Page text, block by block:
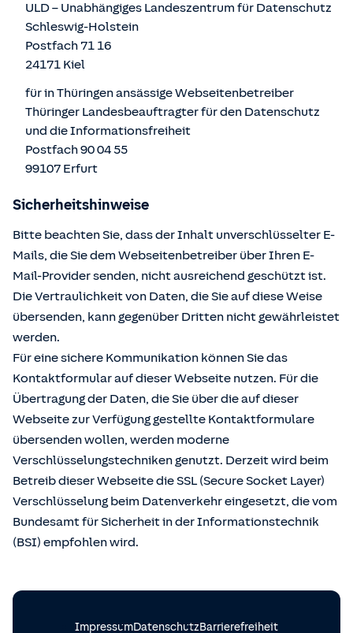
ULD – Unabhängiges Landeszentrum für Datenschutz
Schleswig-Holstein
Postfach 71 16
24171 Kiel
für in Thüringen ansässige Webseitenbetreiber
Thüringer Landesbeauftragter für den Datenschutz
und die Informationsfreiheit
Postfach 90 04 55
99107 Erfurt
Sicherheitshinweise
Bitte beachten Sie, dass der Inhalt unverschlüsselter E-
Mails, die Sie dem Webseitenbetreiber über Ihren E-
Mail-Provider senden, nicht ausreichend geschützt ist.
Die Vertraulichkeit von Daten, die Sie auf diese Weise
übersenden, kann gegenüber Dritten nicht gewährleistet
werden.
Für eine sichere Kommunikation können Sie das
Kontaktformular auf dieser Webseite nutzen. Für die
Übertragung der Daten, die Sie über die auf dieser
Webseite zur Verfügung gestellte Kontaktformulare
übersenden wollen, werden moderne
Verschlüsselungstechniken genutzt. Derzeit wird beim
Betreib dieser Webseite die SSL (Secure Socket Layer)
Verschlüsselung beim Datenverkehr eingesetzt, die vom
Bundesamt für Sicherheit in der Informationstechnik
(BSI) empfohlen wird.
ImpressumDatenschutzBarrierefreiheit